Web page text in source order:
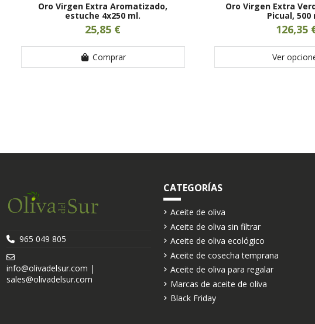
Oro Virgen Extra Aromatizado,
estuche 4x250 ml.
25,85 €
Comprar
Oro Virgen Extra
Picual, 500
126,35
Ver
965 049 805
info@olivadelsur.com |
sales@olivadelsur.com
CATEGORÍAS
Aceite de oliva
Aceite de oliva sin filtrar
Aceite de oliva ecológico
Aceite de cosecha temprana
Aceite de oliva para regalar
Marcas de aceite de oliva
Black Friday